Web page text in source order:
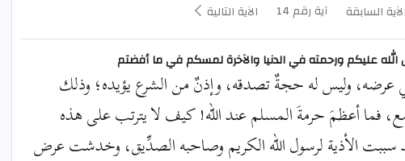
الآية السابقة آية رقم 14 الآية التالية
الله عليكم ورحمته في الدنيا والآخرة لمسكم في ما أفضتم
عرضه، وليس له حجةٌ تصدقه، وإذنٌ من الشرع يؤيده؛ وذلك
فما أعظمَ حرمةَ المسلم عند الله! كيف لا يترتب على هذه
سببت الأذية لرسول الله الكريم وصاحبه الصدِّيق، وخدشت عرض